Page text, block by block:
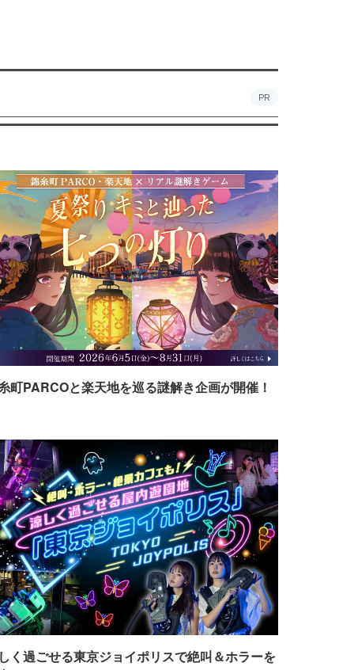
PR
町PARCOと楽天地を巡る謎解き企画が開催！
く過ごせる東京ジョイポリスで絶叫＆ホラーを